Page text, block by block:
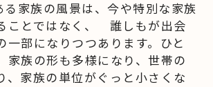
家族の風景は、今や特別な家族
ことではなく、 誰しもが出会
一部になりつつあります。ひと
家族の形も多様になり、世帯の
、家族の単位がぐっと小さくな